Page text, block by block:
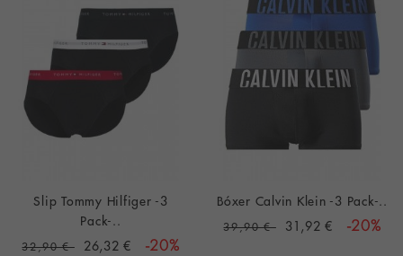
Slip Tommy Hilfiger -3
Pack-..
32,90 € 26,32 € -20%
Bóxer Calvin Klein -3 Pack-..
39,90 € 31,92 € -20%